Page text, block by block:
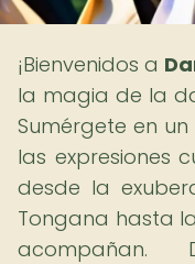
¡Bienvenidos a
la magia de la
Sumérgete en
las expresiones
desde la
Tongana hasta
acompañan.